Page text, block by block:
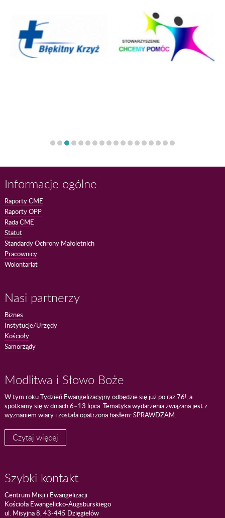
Informacje ogólne
Raporty CME
Raporty OPP
Rada CME
Statut
Standardy Ochrony Małoletnich
Pracownicy
Wolontariat
Nasi partnerzy
Biznes
Instytucje/Urzędy
Kościoły
Samorządy
Modlitwa i Słowo Boże
W tym roku Tydzień Ewangelizacyjny odbędzie się już po raz 76!, a
spotkamy się w dniach 6–13 lipca. Tematyka wydarzenia związana jest z
wyznaniem wiary i została opatrzona hasłem: SPRAWDZAM.
Czytaj więcej
Szybki kontakt
Centrum Misji i Ewangelizacji
Kościoła Ewangelicko-Augsburskiego
ul. Misyjna 8, 43-445 Dzięgielów